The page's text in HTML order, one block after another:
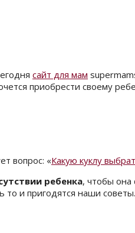
сайт для мам
приобрести своему
вопрос: «Какую куклу
ребенка, чтобы она
то и пригодятся наши советы.